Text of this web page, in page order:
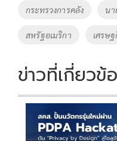
Tags
กระทรวงการคลัง น
สหรัฐอเมริกา เศรษ
ข่าวที่เกี่ยวข้